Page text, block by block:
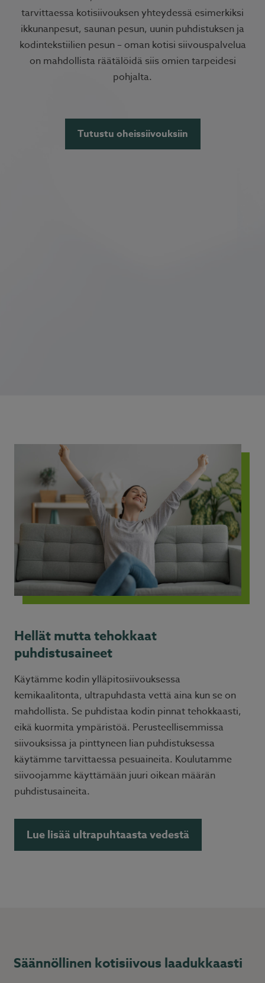
tarvittaessa kotisiivouksen yhteydessä esimerkiksi
ikkunanpesut, saunan pesun, uunin puhdistuksen ja
kodintekstiilien pesun – oman kotisi siivouspalvelua
on mahdollista räätälöidä siis omien tarpeidesi
pohjalta.
Tutustu oheissiivouksiin
Hellät mutta tehokkaat
puhdistusaineet
Käytämme kodin ylläpitosiivouksessa
kemikaalitonta, ultrapuhdasta vettä aina kun se on
mahdollista. Se puhdistaa kodin pinnat tehokkaasti,
eikä kuormita ympäristöä. Perusteellisemmissa
siivouksissa ja pinttyneen lian puhdistuksessa
käytämme tarvittaessa pesuaineita. Koulutamme
siivoojamme käyttämään juuri oikean määrän
puhdistusaineita.
Lue lisää ultrapuhtaasta vedestä
Säännöllinen kotisiivous laadukkaasti